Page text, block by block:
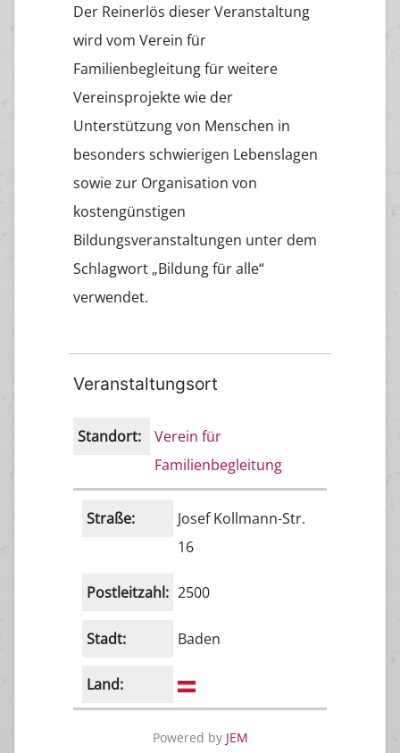
Der Reinerlös dieser Veranstaltung
wird vom Verein für
Familienbegleitung für weitere
Vereinsprojekte wie der
Unterstützung von Menschen in
besonders schwierigen Lebenslagen
sowie zur Organisation von
kostengünstigen
Bildungsveranstaltungen unter dem
Schlagwort „Bildung für alle“
verwendet.
Veranstaltungsort
Standort:
Verein für
Familienbegleitung
Straße:
Josef Kollmann-Str.
16
Postleitzahl: 2500
Stadt: Baden
Land:
Powered by JEM